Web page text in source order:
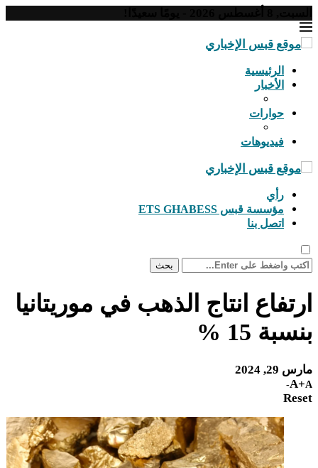
الرئيسية
الأخبار
حوارات
فيديوهات
رأي
مؤسسة قبس ETS GHABESS
اتصل بنا
بحث
ارتفاع انتاج الذهب في موريتانيا
بنسبة 15 %
مارس 29, 2024
A+A-
Reset